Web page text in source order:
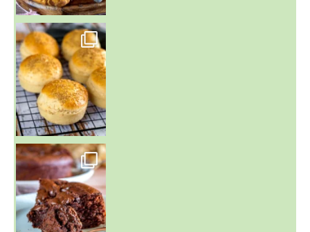
~ BUNS MAISON ~
Un peu de boulange par ici au
~ GÂTEAU FONDANT CHOCO NOISETTE ~
C'est lundi